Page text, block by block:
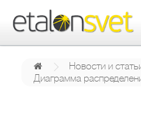
Новости и
Диаграмма